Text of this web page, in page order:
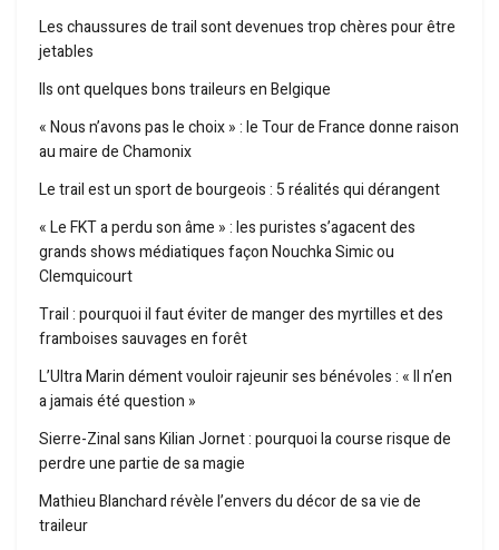
Les chaussures de trail sont devenues trop chères pour être
jetables
Ils ont quelques bons traileurs en Belgique
« Nous n’avons pas le choix » : le Tour de France donne raison
au maire de Chamonix
Le trail est un sport de bourgeois : 5 réalités qui dérangent
« Le FKT a perdu son âme » : les puristes s’agacent des
grands shows médiatiques façon Nouchka Simic ou
Clemquicourt
Trail : pourquoi il faut éviter de manger des myrtilles et des
framboises sauvages en forêt
L’Ultra Marin dément vouloir rajeunir ses bénévoles : « Il n’en
a jamais été question »
Sierre-Zinal sans Kilian Jornet : pourquoi la course risque de
perdre une partie de sa magie
Mathieu Blanchard révèle l’envers du décor de sa vie de
traileur